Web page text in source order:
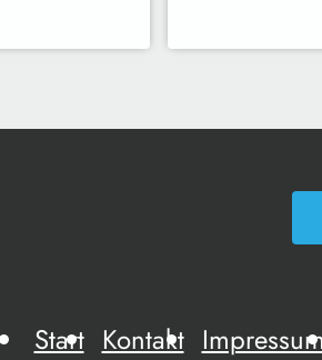
Start Kontakt Impressum